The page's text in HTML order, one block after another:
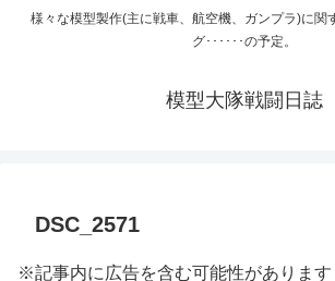
様々な模型製作(主に戦車、航空機、ガンプラ)に関
グ･･････の予定。
模型大隊戦闘日誌
DSC_2571
※記事内に広告を含む可能性があります